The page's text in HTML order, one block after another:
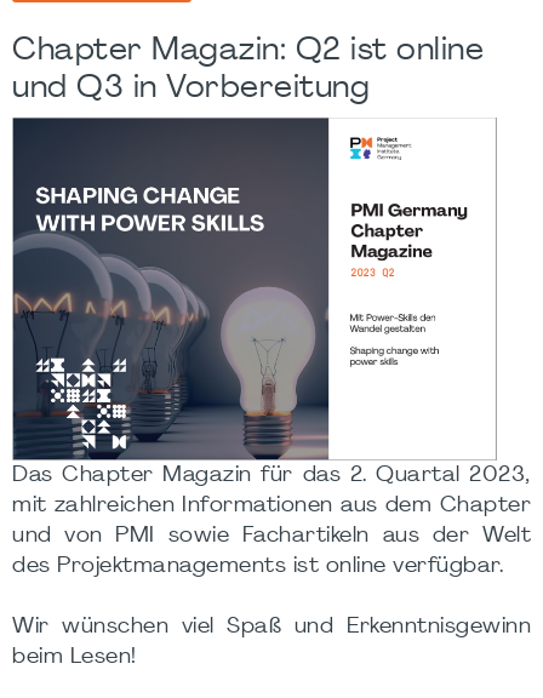
Chapter Magazin: Q2 ist online
und Q3 in Vorbereitung
Das Chapter Magazin für das 2. Quartal 2023,
mit zahlreichen Informationen aus dem Chapter
und von PMI sowie Fachartikeln aus der Welt
des Projektmanagements ist online verfügbar.
Wir wünschen viel Spaß und Erkenntnisgewinn
beim Lesen!